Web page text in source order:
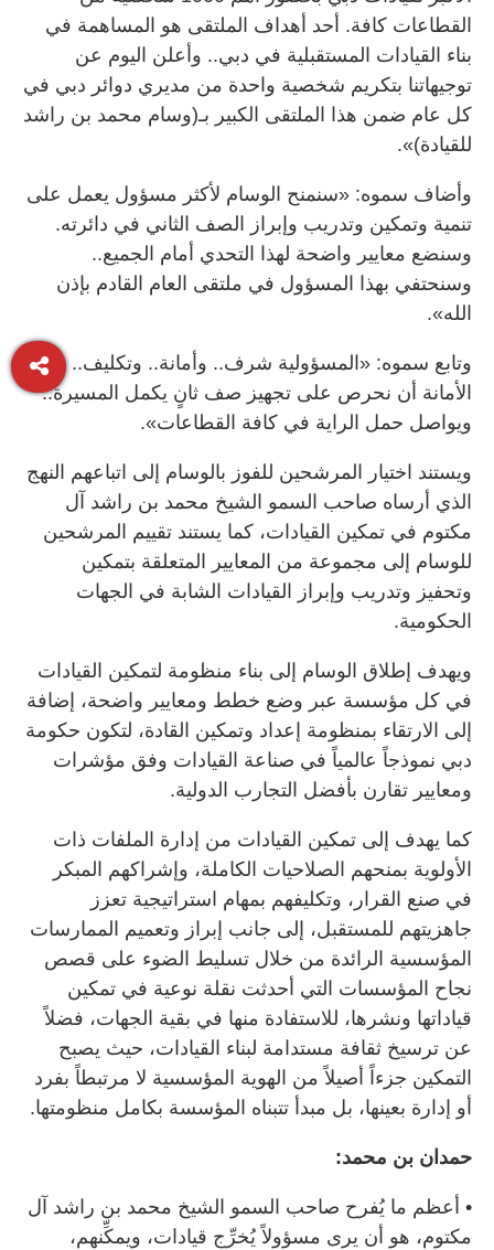
القطاعات كافة. أحد أهداف الملتقى هو المساهمة في
بناء القيادات المستقبلية في دبي.. وأعلن اليوم عن
توجيهاتنا بتكريم شخصية واحدة من مديري دوائر دبي في
كل عام ضمن هذا الملتقى الكبير بـ(وسام محمد بن راشد
للقيادة)».
وأضاف سموه: «سنمنح الوسام لأكثر مسؤول يعمل على
تنمية وتمكين وتدريب وإبراز الصف الثاني في دائرته.
وسنضع معايير واضحة لهذا التحدي أمام الجميع..
وسنحتفي بهذا المسؤول في ملتقى العام القادم بإذن
الله».
وتابع سموه: «المسؤولية شرف.. وأمانة.. وتكليف.. ومن
الأمانة أن نحرص على تجهيز صف ثانٍ يكمل المسيرة..
ويواصل حمل الراية في كافة القطاعات».
ويستند اختيار المرشحين للفوز بالوسام إلى اتباعهم النهج
الذي أرساه صاحب السمو الشيخ محمد بن راشد آل
مكتوم في تمكين القيادات، كما يستند تقييم المرشحين
للوسام إلى مجموعة من المعايير المتعلقة بتمكين
وتحفيز وتدريب وإبراز القيادات الشابة في الجهات
الحكومية.
ويهدف إطلاق الوسام إلى بناء منظومة لتمكين القيادات
في كل مؤسسة عبر وضع خطط ومعايير واضحة، إضافة
إلى الارتقاء بمنظومة إعداد وتمكين القادة، لتكون حكومة
دبي نموذجاً عالمياً في صناعة القيادات وفق مؤشرات
ومعايير تقارن بأفضل التجارب الدولية.
كما يهدف إلى تمكين القيادات من إدارة الملفات ذات
الأولوية بمنحهم الصلاحيات الكاملة، وإشراكهم المبكر
في صنع القرار، وتكليفهم بمهام استراتيجية تعزز
جاهزيتهم للمستقبل، إلى جانب إبراز وتعميم الممارسات
المؤسسية الرائدة من خلال تسليط الضوء على قصص
نجاح المؤسسات التي أحدثت نقلة نوعية في تمكين
قياداتها ونشرها، للاستفادة منها في بقية الجهات، فضلاً
عن ترسيخ ثقافة مستدامة لبناء القيادات، حيث يصبح
التمكين جزءاً أصيلاً من الهوية المؤسسية لا مرتبطاً بفرد
أو إدارة بعينها، بل مبدأ تتبناه المؤسسة بكامل منظومتها.
حمدان بن محمد:
• أعظم ما يُفرح صاحب السمو الشيخ محمد بن راشد آل
مكتوم، هو أن يرى مسؤولاً يُخرِّج قيادات، ويمكِّنهم،